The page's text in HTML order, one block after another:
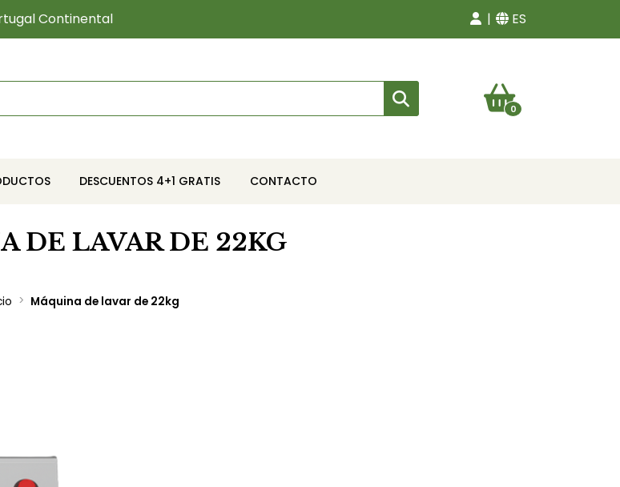
Continental ES
0
DESCUENTOS 4+1 GRATIS CONTACTO
DE LAVAR DE 22KG
Máquina de lavar de 22kg